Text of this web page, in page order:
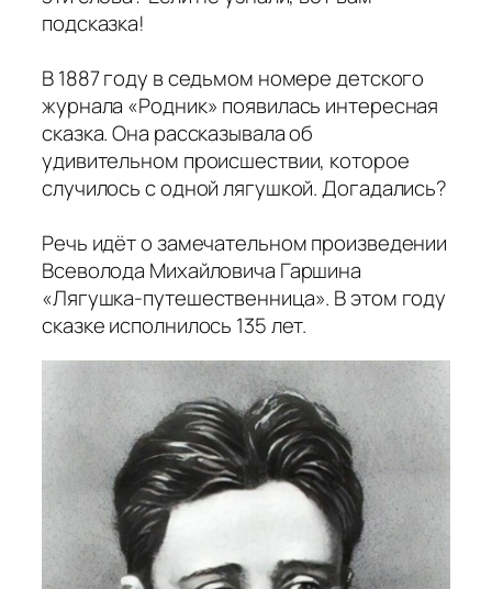
подсказка!
В 1887 году в седьмом номере детского
журнала «Родник» появилась интересная
сказка. Она рассказывала об
удивительном происшествии, которое
случилось с одной лягушкой. Догадались?
Речь идёт о замечательном произведении
Всеволода Михайловича Гаршина
«Лягушка-путешественница». В этом году
сказке исполнилось 135 лет.